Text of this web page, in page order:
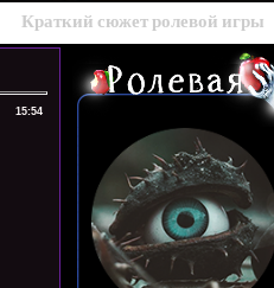
Краткий сюжет ролевой игры
15:54